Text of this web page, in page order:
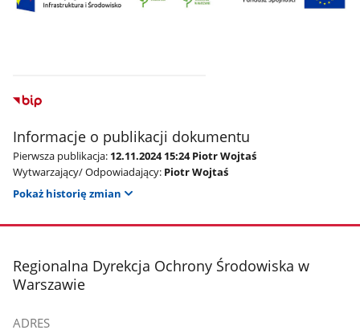
Informacje o publikacji dokumentu
Pierwsza publikacja: 12.11.2024 15:24 Piotr Wojtaś
Wytwarzający/ Odpowiadający: Piotr Wojtaś
Pokaż historię zmian
stopka
Regionalna Dyrekcja Ochrony Środowiska w
Warszawie
ADRES